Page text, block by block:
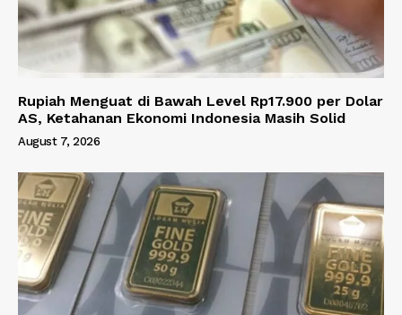
Rupiah Menguat di Bawah Level Rp17.900 per Dolar
AS, Ketahanan Ekonomi Indonesia Masih Solid
August 7, 2026